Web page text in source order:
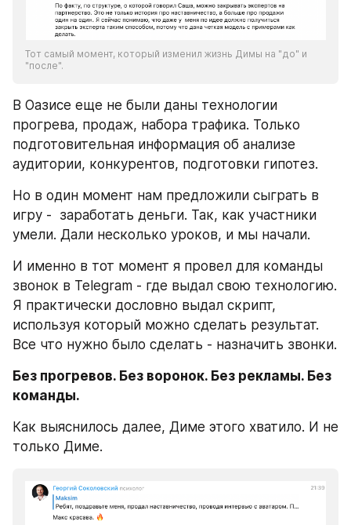
Тот самый момент, который изменил жизнь Димы на "до" и
"после".
В Оазисе еще не были даны технологии
прогрева, продаж, набора трафика. Только
подготовительная информация об анализе
аудитории, конкурентов, подготовки гипотез.
Но в один момент нам предложили сыграть в
игру -  заработать деньги. Так, как участники
умели. Дали несколько уроков, и мы начали.
И именно в тот момент я провел для команды
звонок в Telegram - где выдал свою технологию.
Я практически дословно выдал скрипт,
используя который можно сделать результат.
Все что нужно было сделать - назначить звонки.
Без прогревов. Без воронок. Без рекламы. Без
команды.
Как выяснилось далее, Диме этого хватило. И не
только Диме.